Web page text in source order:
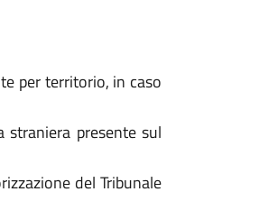
per territorio, in caso
presente sul
del Tribunale